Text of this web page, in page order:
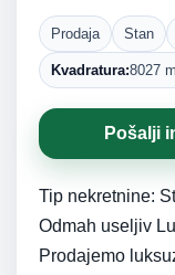
Prodaja Stan
Kvadratura:8027
Pošalji
Tip nekretnine:
Odmah useljiv
Prodajemo